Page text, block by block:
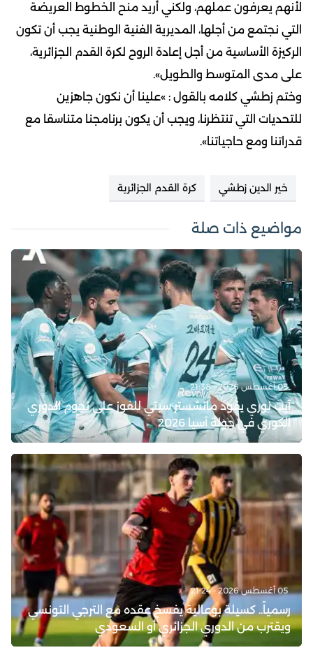
لأنهم يعرفون عملهم، ولكني أريد منح الخطوط العريضة
التي نجتمع من أجلها، المديرية الفنية الوطنية يجب أن تكون
الركيزة الأساسية من أجل إعادة الروح لكرة القدم الجزائرية،
على مدى المتوسط والطويل».
وختم زطشي كلامه بالقول : »علينا أن نكون جاهزين
للتحديات التي تنتظرنا، ويجب أن يكون برنامجنا متناسقا مع
قدراتنا ومع حاجياتنا».
خير الدين زطشي كرة القدم الجزائرية
مواضيع ذات صلة
05 أغسطس 2026 - 21:38
آيت نوري يقود مانشستر سيتي للفوز على نجوم الدوري
الكوري في جولة آسيا 2026
05 أغسطس 2026 - 21:24
رسمياً.. كسيلة بوعالية يفسخ عقده مع الترجي التونسي
ويقترب من الدوري الجزائري أو السعودي